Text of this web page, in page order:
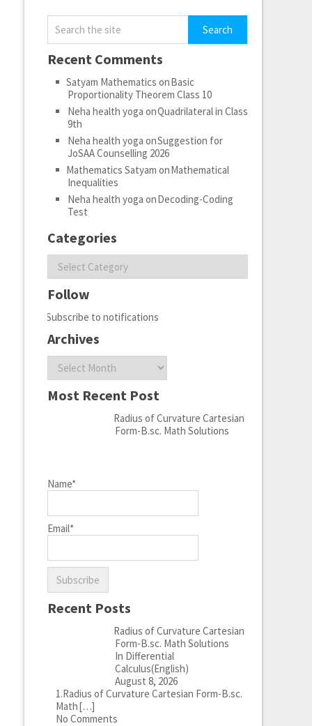
Recent Comments
Satyam Mathematics onBasic
Proportionality Theorem Class 10
Neha health yoga onQuadrilateral in Class
9th
Neha health yoga onSuggestion for
JoSAA Counselling 2026
Mathematics Satyam onMathematical
Inequalities
Neha health yoga onDecoding-Coding
Test
Categories
Categories
Follow
Subscribe to notifications
Archives
Archives
Most Recent Post
Radius of Curvature Cartesian
Form-B.sc. Math Solutions
Name*
Email*
Recent Posts
Radius of Curvature Cartesian
Form-B.sc. Math Solutions
In Differential
Calculus(English)
August 8, 2026
1.Radius of Curvature Cartesian Form-B.sc.
Math[…]
No Comments